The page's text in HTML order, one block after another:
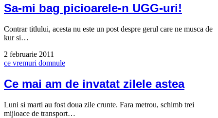
Sa-mi bag picioarele-n UGG-uri!
Contrar titlului, acesta nu este un post despre gerul care ne musca de
kur si…
2 februarie 2011
ce vremuri domnule
Ce mai am de invatat zilele astea
Luni si marti au fost doua zile crunte. Fara metrou, schimb trei
mijloace de transport…